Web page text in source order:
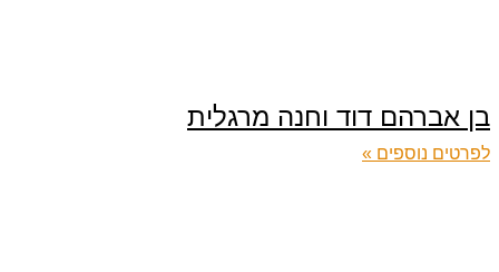
בן אברהם דוד וחנה מרגלית
לפרטים נוספים »